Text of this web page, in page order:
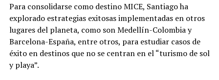
Para consolidarse como destino MICE, Santiago ha
explorado estrategias exitosas implementadas en otros
lugares del planeta, como son Medellín-Colombia y
Barcelona-España, entre otros, para estudiar casos de
éxito en destinos que no se centran en el “turismo de sol
y playa”.